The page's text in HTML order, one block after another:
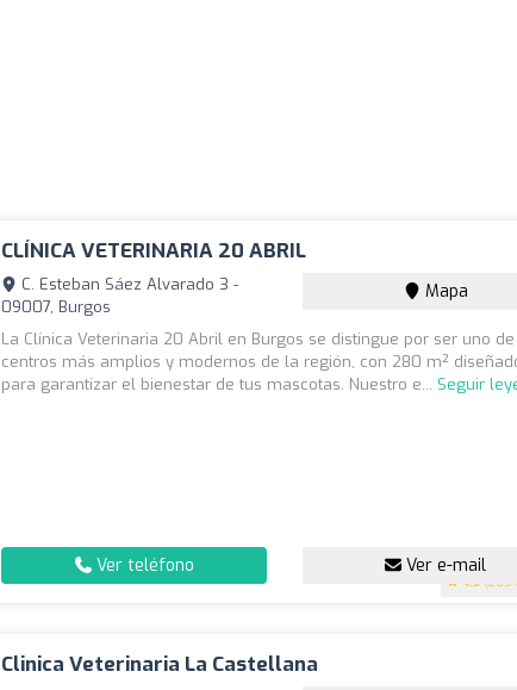
CLÍNICA VETERINARIA 20 ABRIL
4.5 (265
C. Esteban Sáez Alvarado 3 -
09007, Burgos
Mapa
La Clínica Veterinaria 20 Abril en Burgos se distingue por ser uno
centros más amplios y modernos de la región, con 280 m²
para garantizar el bienestar de tus mascotas. Nuestro e... Seguir
Ver teléfono Ver e-mail
Clinica Veterinaria La Castellana